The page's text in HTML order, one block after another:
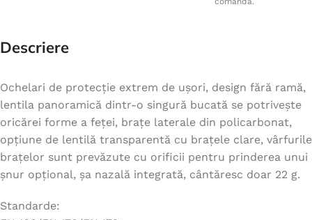
Descriere
Ochelari de protecție extrem de ușori, design fără ramă,
lentila panoramică dintr-o singură bucată se potrivește
oricărei forme a feței, brațe laterale din policarbonat,
opțiune de lentilă transparentă cu brațele clare, vârfurile
brațelor sunt prevăzute cu orificii pentru prinderea unui
șnur opțional, șa nazală integrată, cântăresc doar 22 g.
Standarde: